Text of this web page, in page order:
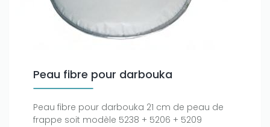
Peau fibre pour darbouka
Peau fibre pour darbouka 21 cm de peau de
frappe soit modèle 5238 + 5206 + 5209